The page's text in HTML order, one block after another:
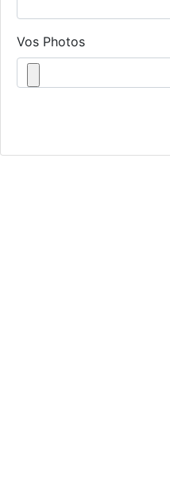
Vos Photos